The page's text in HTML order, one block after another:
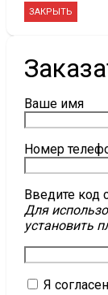
ЗАКРЫТЬ
Ваше имя
Номер
Введите код
Для
установить
Я